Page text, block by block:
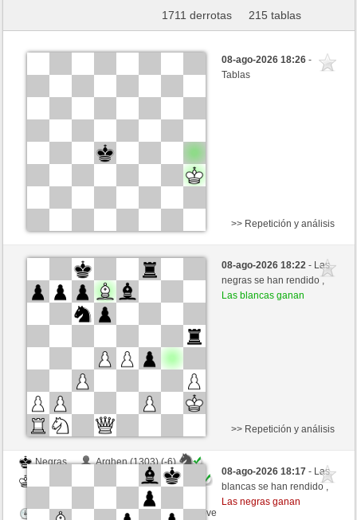
1711 derrotas 215 tablas
08-ago-2026 18:26-
Tablas
Blancas
AnGeLmU (1385) (+8)
GID1955 (1571) (-8)
Tiempo: 5 minutes/side + 3 seconds/move
>> Repetición y análisis
08-ago-2026 18:22- Las
negras se han rendido ,
Las blancas ganan
Negras
Arghen (1303) (-6)
GID1955 (1565) (+6)
Tiempo: 5 minutes/side + 8 seconds/move
>> Repetición y análisis
08-ago-2026 18:17- Las
blancas se han rendido ,
Las negras ganan